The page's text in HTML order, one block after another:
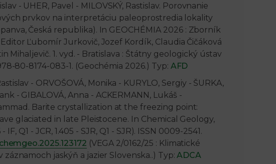
- UHER, Pavel - MILOVSKÝ, Rastislav. Porovnanie
prvkov na interpretáciu paleoprostredia lokality
Česká republika). In GEOCHÉMIA 2026 : Zborník
Ľubomír Jurkovič, Jozef Kordík, Claudia Čičáková
Mihaljevič. 1. vyd. - Bratislava : Štátny geologický ústav
80-8174-083-1. (Geochémia 2026.) Typ: AFD
- ORVOŠOVÁ, Monika - KURYLO, Sergiy - ŠURKA,
- GIBALOVÁ, Anna - ACKERMANN, Lukáš -
Barite crystallization at the freezing point:
glaciated in late Pleistocene. In Chemical Geology,
IF, Q1 - JCR, 1.405 - SJR, Q1 - SJR). ISSN 0009-2541.
(VEGA 2/0162/25 : Klimatické
jaskýň a jazier Slovenska..) Typ:ADCA